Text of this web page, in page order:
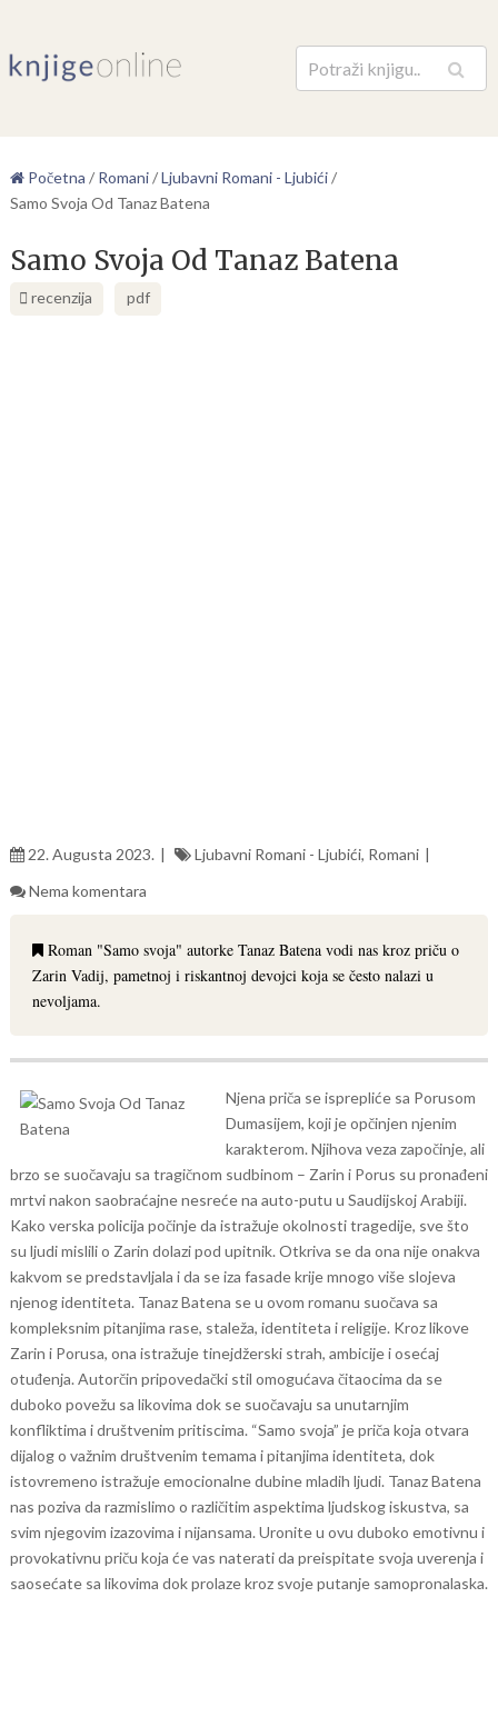
Pretraga
Početna / Romani/Ljubavni Romani - Ljubići/
Samo Svoja Od Tanaz Batena
Samo Svoja Od Tanaz Batena
recenzija pdf
22. Augusta 2023. Ljubavni Romani - Ljubići, Romani
Nema komentara
Roman "Samo svoja" autorke Tanaz Batena vodi nas kroz priču o
Zarin Vadij, pametnoj i riskantnoj devojci koja se često nalazi u
nevoljama.
Njena priča se isprepliće sa Porusom
Dumasijem, koji je opčinjen njenim
karakterom. Njihova veza započinje, ali
brzo se suočavaju sa tragičnom sudbinom – Zarin i Porus su pronađeni
mrtvi nakon saobraćajne nesreće na auto-putu u Saudijskoj Arabiji.
Kako verska policija počinje da istražuje okolnosti tragedije, sve što
su ljudi mislili o Zarin dolazi pod upitnik. Otkriva se da ona nije onakva
kakvom se predstavljala i da se iza fasade krije mnogo više slojeva
njenog identiteta. Tanaz Batena se u ovom romanu suočava sa
kompleksnim pitanjima rase, staleža, identiteta i religije. Kroz likove
Zarin i Porusa, ona istražuje tinejdžerski strah, ambicije i osećaj
otuđenja. Autorčin pripovedački stil omogućava čitaocima da se
duboko povežu sa likovima dok se suočavaju sa unutarnjim
konfliktima i društvenim pritiscima. “Samo svoja” je priča koja otvara
dijalog o važnim društvenim temama i pitanjima identiteta, dok
istovremeno istražuje emocionalne dubine mladih ljudi. Tanaz Batena
nas poziva da razmislimo o različitim aspektima ljudskog iskustva, sa
svim njegovim izazovima i nijansama. Uronite u ovu duboko emotivnu i
provokativnu priču koja će vas naterati da preispitate svoja uverenja i
saosećate sa likovima dok prolaze kroz svoje putanje samopronalaska.